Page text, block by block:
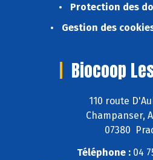
Protection des
Gestion des
Biocoop
110 route
Champanser,
07380
Téléphone : 04